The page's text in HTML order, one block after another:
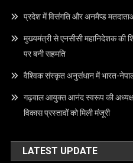
प्रदेश में विसंगति और अनमैप्ड
मुख्यमंत्री से एनसीसी महानिदेशक की
पर बनी सहमति
वैश्विक संस्कृत अनुसंधान में भारत-
गढ़वाल आयुक्त आनंद स्वरूप की
विकास प्रस्तावों को मिली मंजूरी
LATEST UPDATE